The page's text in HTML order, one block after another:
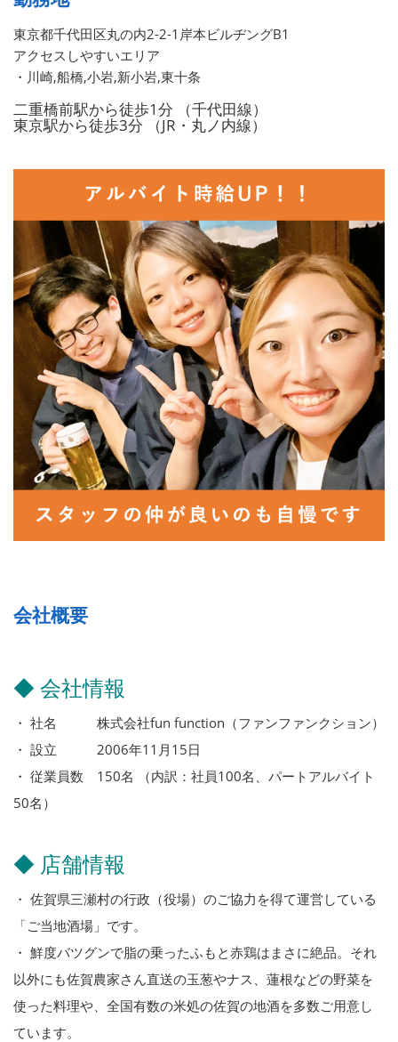
東京都千代田区丸の内2-2-1岸本ビルヂングB1
アクセスしやすいエリア
・川崎,船橋,小岩,新小岩,東十条
二重橋前駅から徒歩1分 （千代田線）
東京駅から徒歩3分 （JR・丸ノ内線）
会社概要
◆ 会社情報
・ 社名 株式会社fun function（ファンファンクション）
・ 設立 2006年11月15日
・ 従業員数 150名 （内訳：社員100名、パートアルバイト
50名）
◆ 店舗情報
・ 佐賀県三瀬村の行政（役場）のご協力を得て運営している
「ご当地酒場」です。
・ 鮮度バツグンで脂の乗ったふもと赤鶏はまさに絶品。それ
以外にも佐賀農家さん直送の玉葱やナス、蓮根などの野菜を
使った料理や、全国有数の米処の佐賀の地酒を多数ご用意し
ています。